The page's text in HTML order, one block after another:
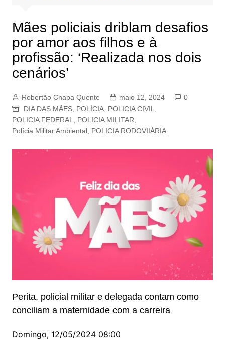
Mães policiais driblam desafios
por amor aos filhos e à
profissão: ‘Realizada nos dois
cenários’
Robertão Chapa Quente maio 12, 2024
0
DIA DAS MÃES, POLÍCIA, POLICIA CIVIL
POLICIA FEDERAL
POLICIA MILITAR
Polícia Militar Ambiental, POLICIA RODOVIIÁRIA
Perita, policial militar e delegada contam como
conciliam a maternidade com a carreira
Domingo, 12/05/2024 08:00